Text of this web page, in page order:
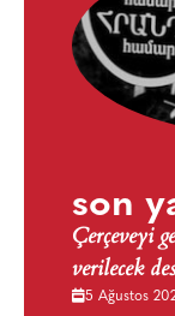
son
Çerçeveyi
verilecek
5 Ağustos